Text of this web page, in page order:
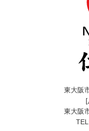
東大阪
東大阪